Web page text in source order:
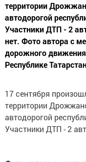
территории
автодорогой
Участники ДТП - 2
нет. Фото автора с
дорожного
Республике
17 сентября
территории
автодорогой
Участники ДТП - 2